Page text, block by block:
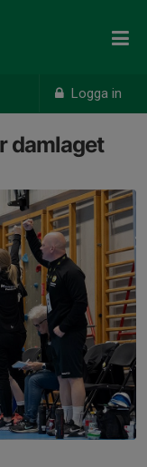
Logga in
damlaget